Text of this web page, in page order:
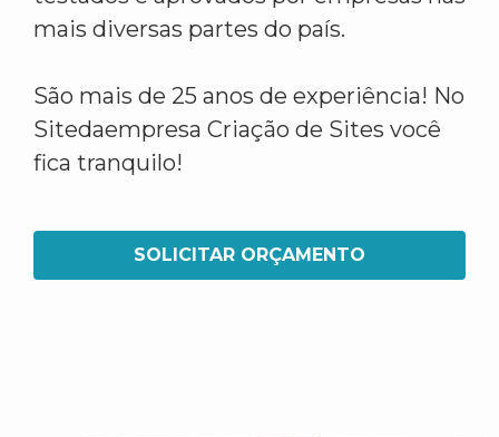
mais diversas partes do país.
São mais de 25 anos de experiência! No
Sitedaempresa Criação de Sites você
fica tranquilo!
SOLICITAR ORÇAMENTO